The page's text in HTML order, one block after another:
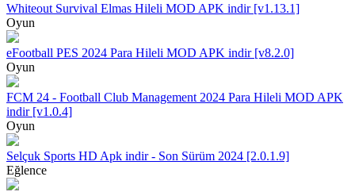
Whiteout Survival Elmas Hileli MOD APK indir [v1.13.1]
Oyun
eFootball PES 2024 Para Hileli MOD APK indir [v8.2.0]
Oyun
FCM 24 - Football Club Management 2024 Para Hileli MOD APK
indir [v1.0.4]
Oyun
Selçuk Sports HD Apk indir - Son Sürüm 2024 [2.0.1.9]
Eğlence